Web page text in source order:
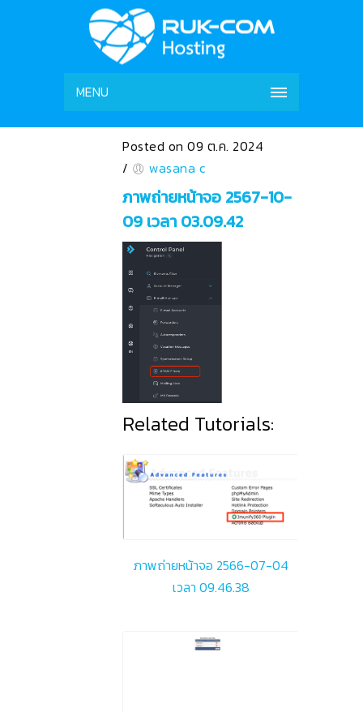
MENU
Posted on 09 ต.ค. 2024
/
wasana c
ภาพถ่ายหน้าจอ 2567-10-
09 เวลา 03.09.42
Related Tutorials:
ภาพถ่ายหน้าจอ 2566-07-04
เวลา 09.46.38